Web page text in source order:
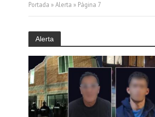
Portada »Alerta » Página 7
Alerta